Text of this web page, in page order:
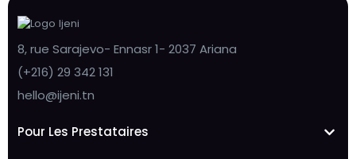
8, rue Sarajevo- Ennasr 1- 2037 Ariana
(+216) 29 342 131
hello@ijeni.tn
Pour Les Prestataires